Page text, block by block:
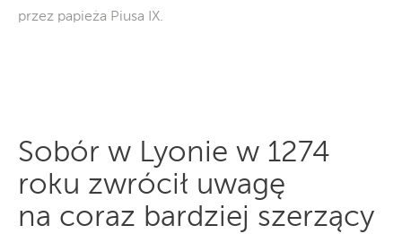
przez papieża Piusa IX.
Sobór w Lyonie w 1274
roku zwrócił uwagę
na coraz bardziej szerzący